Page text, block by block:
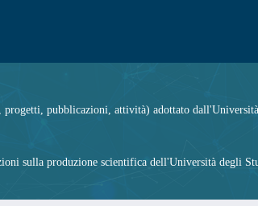
progetti, pubblicazioni, attività) adottato
sulla produzione scientifica dell'Università degli